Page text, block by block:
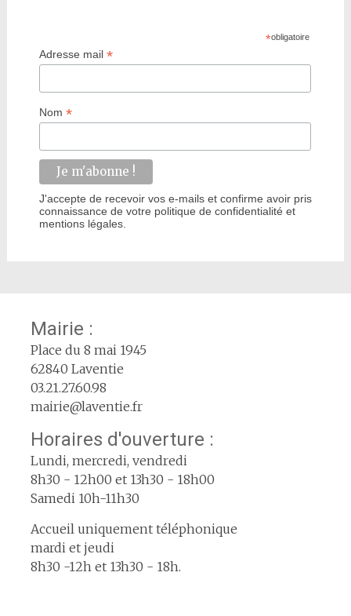
*obligatoire
Adresse mail*
Nom*
J'accepte de recevoir vos e-mails et confirme avoir pris
connaissance de votre politique de confidentialité et
mentions légales.
Mairie :
Place du 8 mai 1945
62840 Laventie
03.21.27.60.98
mairie@laventie.fr
Horaires d'ouverture :
Lundi, mercredi, vendredi
8h30 - 12h00 et 13h30 - 18h00
Samedi 10h-11h30
Accueil uniquement téléphonique
mardi et jeudi
8h30 -12h et 13h30 - 18h.